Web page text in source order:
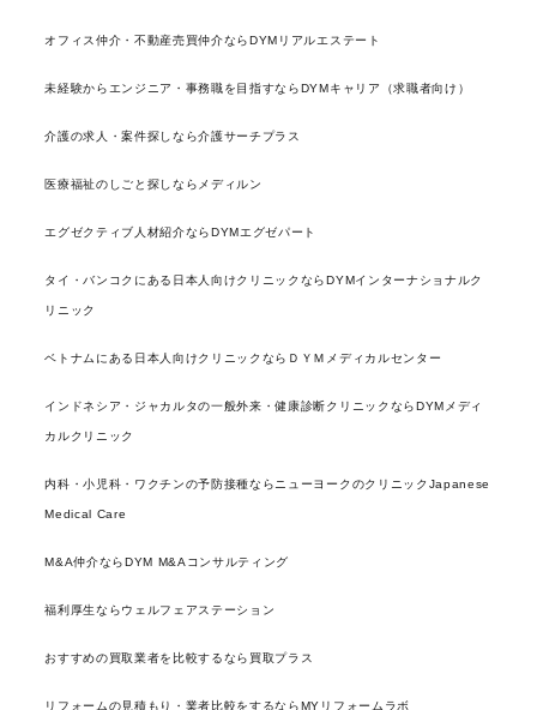
オフィス仲介・不動産売買仲介ならDYMリアルエステート
未経験からエンジニア・事務職を目指すならDYMキャリア（求職者向け）
介護の求人・案件探しなら介護サーチプラス
医療福祉のしごと探しならメディルン
エグゼクティブ人材紹介ならDYMエグゼパート
タイ・バンコクにある日本人向けクリニックならDYMインターナショナルク
リニック
ベトナムにある日本人向けクリニックならＤＹＭメディカルセンター
インドネシア・ジャカルタの一般外来・健康診断クリニックならDYMメディ
カルクリニック
内科・小児科・ワクチンの予防接種ならニューヨークのクリニックJapanese
Medical Care
M&A仲介ならDYM M&Aコンサルティング
福利厚生ならウェルフェアステーション
おすすめの買取業者を比較するなら買取プラス
リフォームの見積もり・業者比較をするならMYリフォームラボ